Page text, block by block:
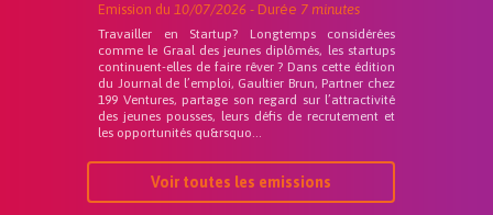
Emission du 10/07/2026 - Durée 7 minutes
Travailler en Startup? Longtemps considérées
comme le Graal des jeunes diplômés, les startups
continuent-elles de faire rêver ? Dans cette édition
du Journal de l’emploi, Gaultier Brun, Partner chez
199 Ventures, partage son regard sur l’attractivité
des jeunes pousses, leurs défis de recrutement et
les opportunités qu&rsquo...
Voir toutes les emissions